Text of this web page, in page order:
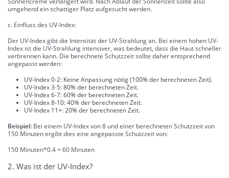
umgehend ein schattiger Platz aufgesucht werden.
c. Einfluss des UV-Index:
Der UV-Index gibt die Intensität der UV-Strahlung an. Bei einem hohen UV-
Index ist die UV-Strahlung intensiver, was bedeutet, dass die Haut schneller
verbrennen kann. Die berechnete Schutzzeit sollte daher entsprechend
angepasst werden:
UV-Index 0-2: Keine Anpassung nötig (100% der berechneten Zeit).
UV-Index 3-5: 80% der berechneten Zeit.
UV-Index 6-7: 60% der berechneten Zeit.
UV-Index 8-10: 40% der berechneten Zeit.
UV-Index 11+: 20% der berechneten Zeit.
Beispiel: Bei einem UV-Index von 8 und einer berechneten Schutzzeit von
150 Minuten ergibt dies eine angepasste Schutzzeit von:
150 Minuten*0.4 = 60 Minuten
2. Was ist der UV-Index?